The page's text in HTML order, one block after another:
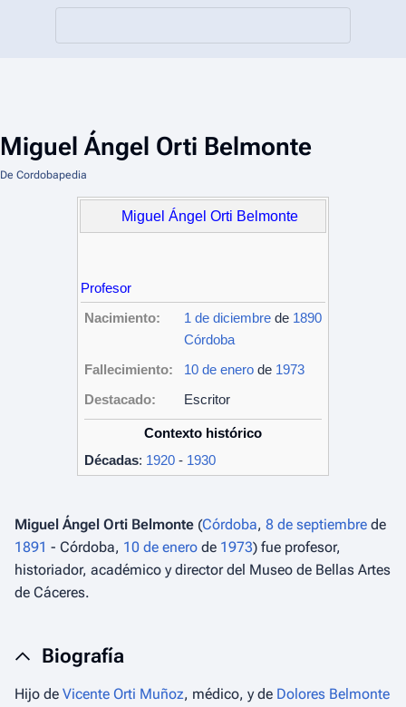
Miguel Ángel Orti Belmonte
De Cordobapedia
Miguel Ángel Orti Belmonte
Profesor
Nacimiento:
1 de diciembre de 1890
Córdoba
Fallecimiento:
10 de enero de 1973
Destacado:
Escritor
Contexto histórico
Décadas: 1920 - 1930
Miguel Ángel Orti Belmonte (Córdoba, 8 de septiembre de
1891 - Córdoba, 10 de enero de 1973) fue profesor,
historiador, académico y director del Museo de Bellas Artes
de Cáceres.
Biografía
Hijo de Vicente Orti Muñoz, médico, y de Dolores Belmonte